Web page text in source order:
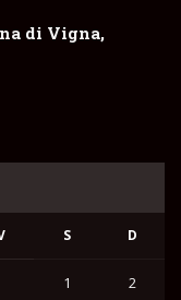
di Vigna,
S D
1 2